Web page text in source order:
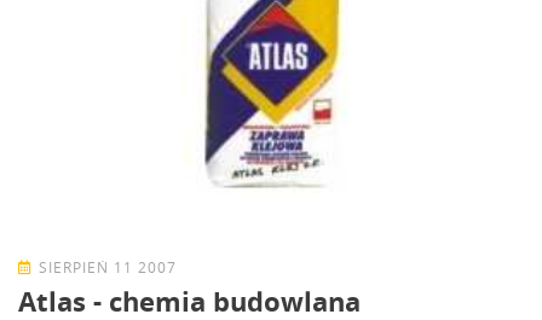
SIERPIEŃ 11 2007
Atlas - chemia budowlana